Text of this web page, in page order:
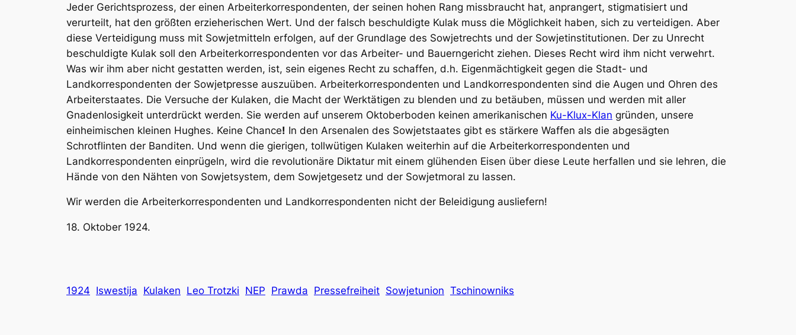
Jeder Gerichtsprozess, der einen Arbeiterkorrespondenten, der seinen hohen Rang missbraucht hat, anprangert, stigmatisiert und
verurteilt, hat den größten erzieherischen Wert. Und der falsch beschuldigte Kulak muss die Möglichkeit haben, sich zu verteidigen. Aber
diese Verteidigung muss mit Sowjetmitteln erfolgen, auf der Grundlage des Sowjetrechts und der Sowjetinstitutionen. Der zu Unrecht
beschuldigte Kulak soll den Arbeiterkorrespondenten vor das Arbeiter- und Bauerngericht ziehen. Dieses Recht wird ihm nicht verwehrt.
Was wir ihm aber nicht gestatten werden, ist, sein eigenes Recht zu schaffen, d.h. Eigenmächtigkeit gegen die Stadt- und
Landkorrespondenten der Sowjetpresse auszuüben. Arbeiterkorrespondenten und Landkorrespondenten sind die Augen und Ohren des
Arbeiterstaates. Die Versuche der Kulaken, die Macht der Werktätigen zu blenden und zu betäuben, müssen und werden mit aller
Gnadenlosigkeit unterdrückt werden. Sie werden auf unserem Oktoberboden keinen amerikanischen Ku-Klux-Klan gründen, unsere
einheimischen kleinen Hughes. Keine Chance! In den Arsenalen des Sowjetstaates gibt es stärkere Waffen als die abgesägten
Schrotflinten der Banditen. Und wenn die gierigen, tollwütigen Kulaken weiterhin auf die Arbeiterkorrespondenten und
Landkorrespondenten einprügeln, wird die revolutionäre Diktatur mit einem glühenden Eisen über diese Leute herfallen und sie lehren, die
Hände von den Nähten von Sowjetsystem, dem Sowjetgesetz und der Sowjetmoral zu lassen.
Wir werden die Arbeiterkorrespondenten und Landkorrespondenten nicht der Beleidigung ausliefern!
18. Oktober 1924.
1924 Iswestija Kulaken Leo Trotzki NEP Prawda Pressefreiheit Sowjetunion Tschinowniks